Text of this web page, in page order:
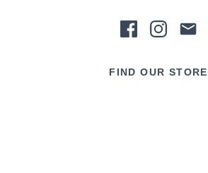
FIND OUR STORE